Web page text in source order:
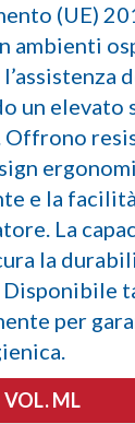
(UE)
ambienti
un elevato
Offrono
e la
La
la
per
VOL. ML